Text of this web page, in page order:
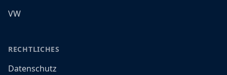
VW
RECHTLICHES
Datenschutz